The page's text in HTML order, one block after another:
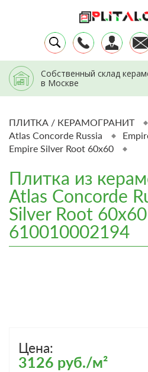
Собственный склад
в Москве
ПЛИТКА / КЕРАМОГРАНИТ
Atlas Concorde Russia
Empire Silver Root 60x60
Плитка из
Atlas Concorde
Silver Root 60x60
610010002194
Цена:
3126 руб./м²